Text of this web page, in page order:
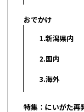
おでかけ
1.新潟県内
2.国内
3.海外
特集：にいがた再